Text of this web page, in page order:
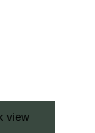
view